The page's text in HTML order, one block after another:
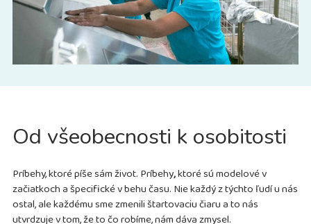
Od všeobecnosti k osobitosti
Príbehy, ktoré píše sám život. Príbehy,ktoré sú modelové v
začiatkoch a špecifické v behu času. Nie každý z týchto ľudí u nás
ostal, ale každému sme zmenili štartovaciu čiaru a to nás
utvrdzuje v tom, že to čo robíme, nám dáva zmysel.